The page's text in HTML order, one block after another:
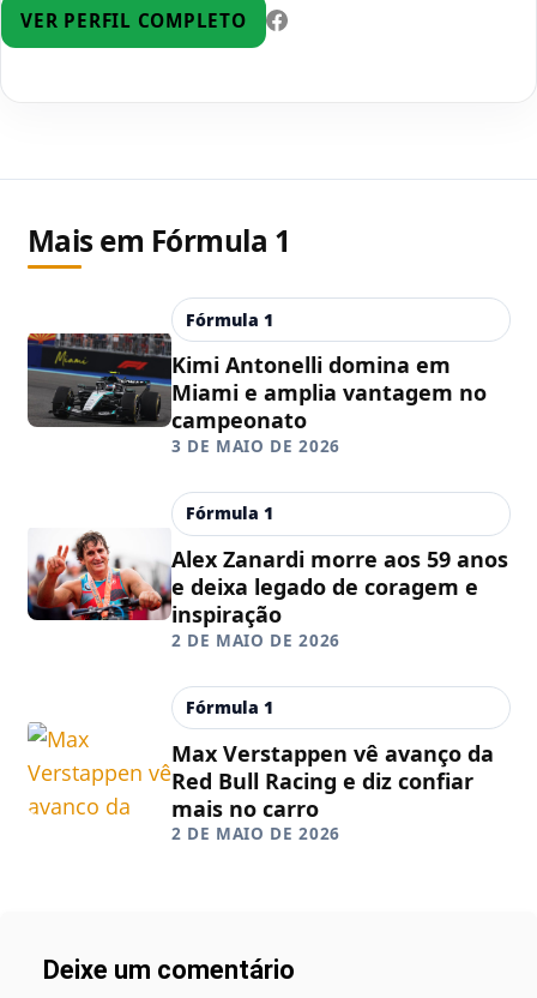
VER PERFIL COMPLETO
Mais em Fórmula 1
Fórmula 1
Kimi Antonelli domina em
Miami e amplia vantagem no
campeonato
3 DE MAIO DE 2026
Fórmula 1
Alex Zanardi morre aos 59 anos
e deixa legado de coragem e
inspiração
2 DE MAIO DE 2026
Fórmula 1
Max Verstappen vê avanço da
Red Bull Racing e diz confiar
mais no carro
2 DE MAIO DE 2026
Deixe um comentário